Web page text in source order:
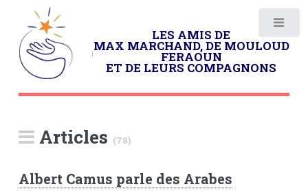
LES AMIS DE
MAX MARCHAND, DE MOULOUD
FERAOUN
ET DE LEURS COMPAGNONS
Articles (78)
Albert Camus parle des Arabes